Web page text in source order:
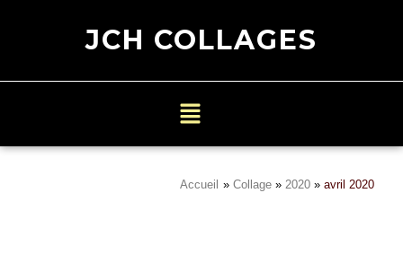
JCH COLLAGES
Accueil » Collage » 2020 » avril 2020